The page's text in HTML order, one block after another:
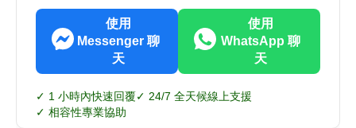
使用
Messenger 聊
天
使用
WhatsApp 聊
天
✓ 1 小時內快速回覆✓ 24/7 全天候線上支援
✓ 相容性專業協助